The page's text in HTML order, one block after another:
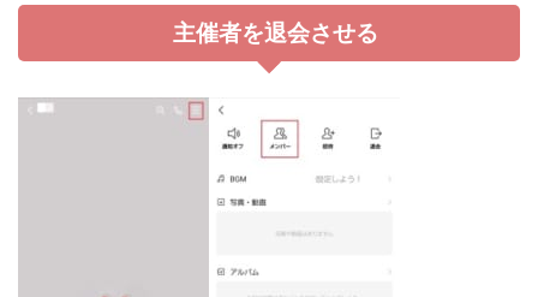
主催者を退会させる